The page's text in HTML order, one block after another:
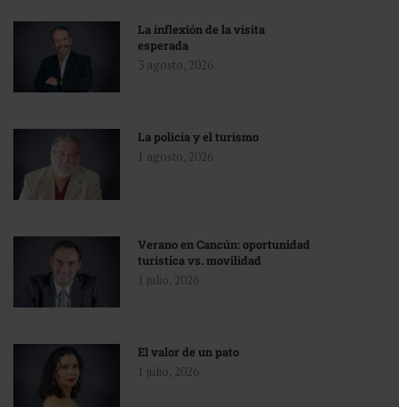
La inflexión de la visita
esperada
3 agosto, 2026
La policía y el turismo
1 agosto, 2026
Verano en Cancún: oportunidad
turística vs. movilidad
1 julio, 2026
El valor de un pato
1 julio, 2026